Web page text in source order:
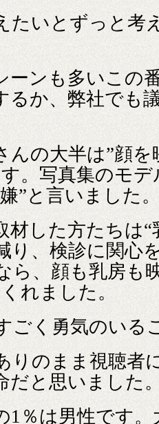
たいとずっと考
ーンも多いこの
るか、弊社でも
んの大半は”顔を
。写真集のモ
”と言いました
材した方たちは“
り、検診に関心
ら、顔も乳房も
れました。
ごく勇気のいる
りのまま視聴者
だと思いました
1％は男性です。